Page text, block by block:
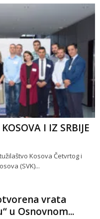
I IZ SRBIJE
Kosova Četvrtog i
(SVK)...
vrata
u Osnovnom...